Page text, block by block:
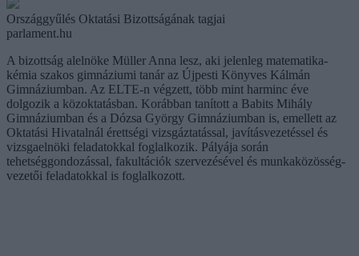
Országgyűlés Oktatási Bizottságának tagjai
parlament.hu
A bizottság alelnöke Müller Anna lesz, aki jelenleg matematika-
kémia szakos gimnáziumi tanár az Újpesti Könyves Kálmán
Gimnáziumban. Az ELTE-n végzett, több mint harminc éve
dolgozik a közoktatásban. Korábban tanított a Babits Mihály
Gimnáziumban és a Dózsa György Gimnáziumban is, emellett az
Oktatási Hivatalnál érettségi vizsgáztatással, javításvezetéssel és
vizsgaelnöki feladatokkal foglalkozik. Pályája során
tehetséggondozással, fakultációk szervezésével és munkaközösség-
vezetői feladatokkal is foglalkozott.